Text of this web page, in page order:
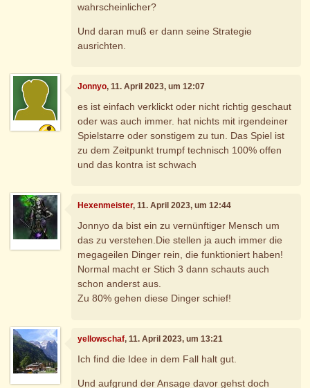
wahrscheinlicher?
Und daran muß er dann seine Strategie
ausrichten.
Jonnyo, 11. April 2023, um 12:07
es ist einfach verklickt oder nicht richtig geschaut
oder was auch immer. hat nichts mit irgendeiner
Spielstarre oder sonstigem zu tun. Das Spiel ist
zu dem Zeitpunkt trumpf technisch 100% offen
und das kontra ist schwach
Hexenmeister, 11. April 2023, um 12:44
Jonnyo da bist ein zu vernünftiger Mensch um
das zu verstehen.Die stellen ja auch immer die
megageilen Dinger rein, die funktioniert haben!
Normal macht er Stich 3 dann schauts auch
schon anderst aus.
Zu 80% gehen diese Dinger schief!
yellowschaf, 11. April 2023, um 13:21
Ich find die Idee in dem Fall halt gut.
Und aufgrund der Ansage davor gehst doch